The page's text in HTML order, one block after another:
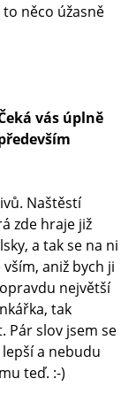
něco úžasně
vás úplně
Naštěstí
zde hraje již
a tak se na ni
aniž bych ji
největší
tak
slov jsem se
a nebudu
teď. :-)